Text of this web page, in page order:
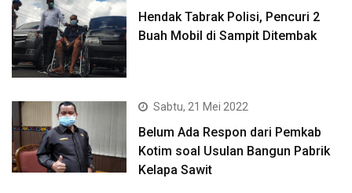
Hendak Tabrak Polisi, Pencuri 2
Buah Mobil di Sampit Ditembak
Sabtu, 21 Mei 2022
Belum Ada Respon dari Pemkab
Kotim soal Usulan Bangun Pabrik
Kelapa Sawit